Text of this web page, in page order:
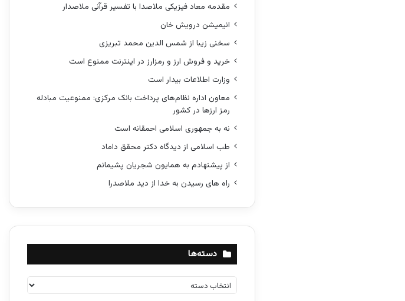
مقدمه معاد فیزیکی ملاصدا با تفسیر قرآنی ملاصدار
انیمیشن درویش خان
سخنی زیبا از شمس الدین محمد تبریزی
خرید و فروش ارز و رمزارز در اینترنت ممنوع است
وزارت اطلاعات بیدار است
معاون اداره نظام‌های پرداخت بانک مرکزی: ممنوعیت مبادله
رمز ارزها در کشور
نه به جمهوری اسلامی احمقانه است
طب اسلامی از دیدگاه دکتر محقق داماد
از پیشنهادم به همایون شجریان پشیمانم
راه های رسیدن به خدا از دید ملاصدرا
دسته‌ها
س